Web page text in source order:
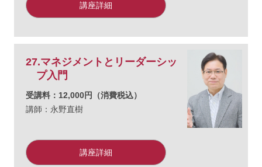
講座詳細
27.マネジメントとリーダーシッ
プ入門
受講料：12,000円（消費税込）
講師：永野直樹
講座詳細